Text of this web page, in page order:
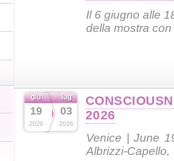
Il 6 giugno alle
della mostra
giu
19
2026
lug
03
2026
2026
Venice | June
Albrizzi-Capello,